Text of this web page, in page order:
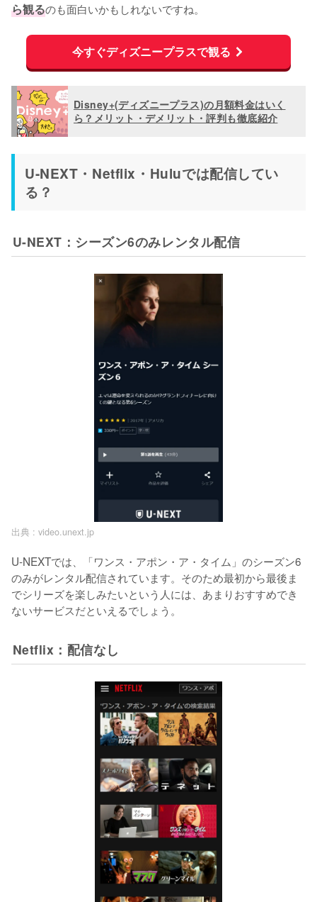
ら観るのも面白いかもしれないですね。
今すぐディズニープラスで観る
Disney+(ディズニープラス)の月額料金はいく
ら？メリット・デメリット・評判も徹底紹介
U-NEXT・Netflix・Huluでは配信してい
る？
U-NEXT：シーズン6のみレンタル配信
出典 : video.unext.jp
U-NEXTでは、「ワンス・アポン・ア・タイム」のシーズン6
のみがレンタル配信されています。そのため最初から最後ま
でシリーズを楽しみたいという人には、あまりおすすめでき
ないサービスだといえるでしょう。
Netflix：配信なし